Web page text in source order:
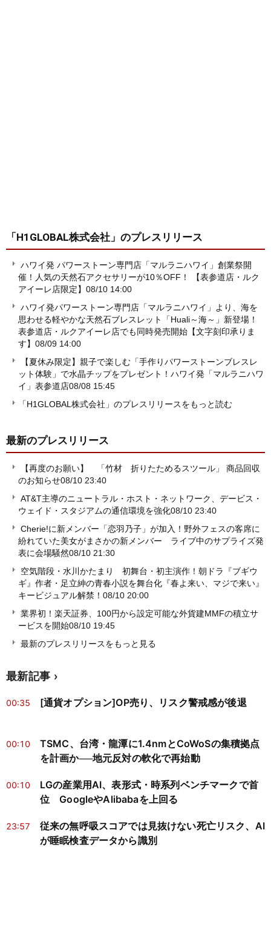
「H1GLOBAL株式会社」 のプレスリリース
ハワイ発 パワーストーン専門店「マルラニハワイ」創業祭開
催！人気の天然石アクセサリーが10％OFF！ 【表参道店・ルク
アイーレ店限定】 08/10 14:00
ハワイ発パワーストーン専門店「マルラニハワイ」より、海を
思わせる軽やかな天然石ブレスレット「Huali～海～」新登場！
表参道店・ルクアイーレ店でも同時発売開始【文字刻印承りま
す】 08/09 14:00
【夏休み限定】親子で楽しむ「手作りパワーストーンブレスレ
ット体験」で水晶チップをプレゼント！ハワイ発「マルラニハワ
イ」表参道店08/08 15:45
「H1GLOBAL株式会社」のプレスリリースをもっと読む
最新のプレスリリース
【再度のお願い】 「竹材 折りたためるスツール」 商品回収
のお知らせ08/10 23:40
AT&T主導のニュートラル・ホスト・ネットワーク、デービス・
ウェイド・スタジアムの通信環境を強化08/10 23:40
Cherie!に新メンバー「恋羽乃子」が加入！野外フェスの客席に
紛れていた美女がまさかの新メンバー ライブ中のサプライズ発
表に会場騒然08/10 21:30
空気階段・水川かたまり 初舞台・初主演作！朝ドラ『ブギウ
ギ』作者・足立紳の青春小説を舞台化『春よ来い、マジで来い』
キービジュアル解禁！ 08/10 20:00
業界初！楽天証券、100円から設定可能な外貨建MMFの積立サ
ービスを開始08/10 19:45
最新のプレスリリースをもっと見る
最新記事
00:35 [通貨オプション]OP売り、リスク警戒感が後退
00:10
TSMC、台湾・龍潭に1.4nmとCoWoSの集積拠点
を計画か──地元反対の軟化で再始動
00:10
LGの産業用AI、表形式・時系列ベンチマークで首
位 GoogleやAlibabaを上回る
23:57
従来の無呼吸スコアでは見抜けない死亡リスク、AI
が睡眠検査データから識別